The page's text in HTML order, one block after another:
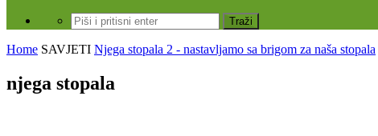
Home SAVJETI Njega stopala 2 - nastavljamo sa brigom za naša stopala
njega stopala